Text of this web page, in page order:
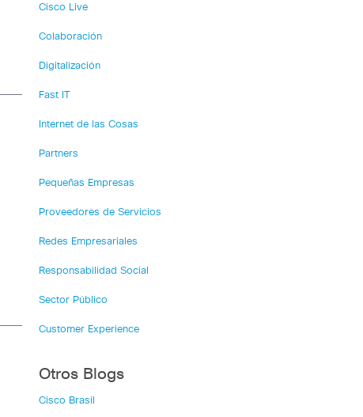
Cisco Live
Colaboración
Digitalización
Fast IT
Internet de las Cosas
Partners
Pequeñas Empresas
Proveedores de Servicios
Redes Empresariales
Responsabilidad Social
Sector Público
Customer Experience
Otros Blogs
Cisco Brasil